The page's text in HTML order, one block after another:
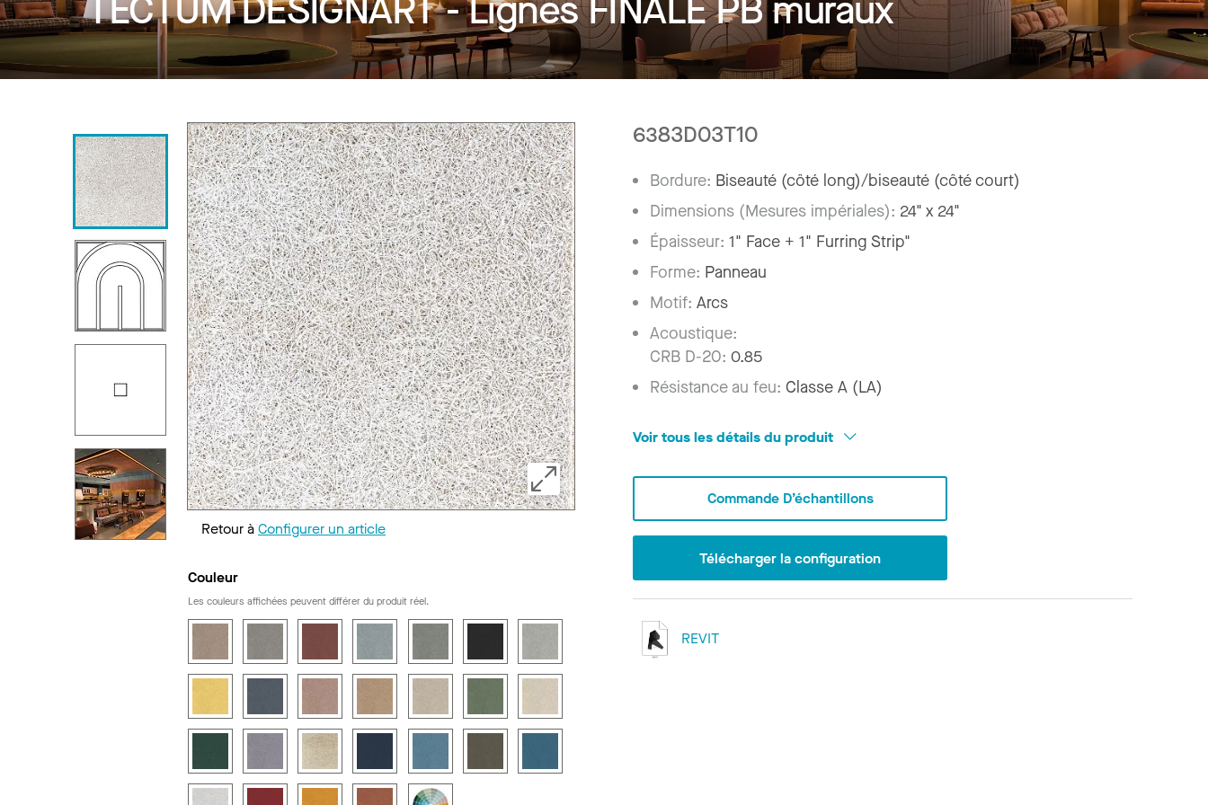
Retour àConfigurer un article
Couleur
Les couleurs affichées peuvent différer du produit réel.
6383D03T10
Bordure: Biseauté (côté long)/biseauté (côté court)
Dimensions (Mesures impériales): 24" x 24"
Épaisseur:1" Face + 1" Furring Strip"
Forme: Panneau
Motif:Arcs
Acoustique:
CRB D-20: 0.85
Résistance au feu:Classe A (LA)
Voir tous les détails du produit
Commande D’échantillons
Télécharger la configuration
REVIT